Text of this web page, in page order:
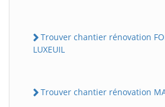
Trouver chantier rénovation
LUXEUIL
Trouver chantier rénovation